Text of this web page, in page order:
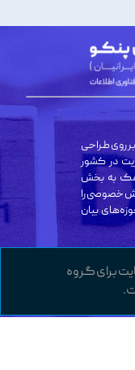
برای گروه
روی طراحی
در کشور
به بخش
خصوصی را
بیان